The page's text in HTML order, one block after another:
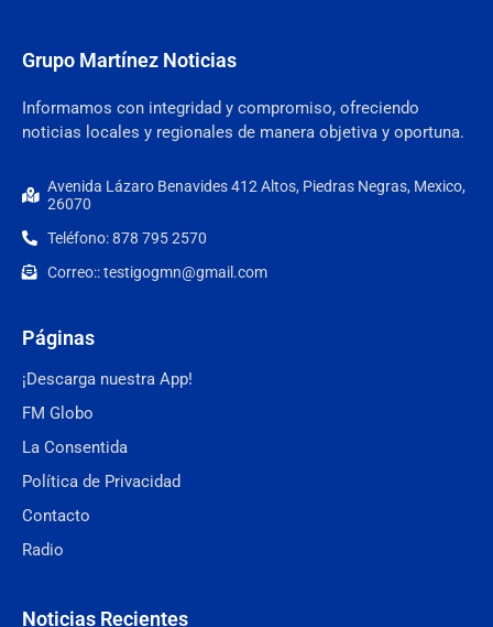
Grupo Martínez Noticias
Informamos con integridad y compromiso, ofreciendo
noticias locales y regionales de manera objetiva y oportuna.
Avenida Lázaro Benavides 412 Altos, Piedras Negras, Mexico,
26070
Teléfono: 878 795 2570
Correo:: testigogmn@gmail.com
Páginas
¡Descarga nuestra App!
FM Globo
La Consentida
Política de Privacidad
Contacto
Radio
Noticias Recientes